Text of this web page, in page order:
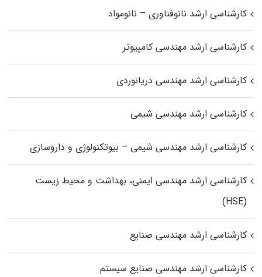
کارشناسی ارشد نانوفناوری – نانومواد
کارشناسی ارشد مهندسی کامپیوتر
کارشناسی ارشد مهندسی دریانوردی
کارشناسی ارشد مهندسی شیمی
کارشناسی ارشد مهندسی شیمی – بیوتکنولوژی و داروسازی
کارشناسی ارشد مهندسی ایمنی، بهداشت و محیط زیست
(HSE)
کارشناسی ارشد مهندسی صنایع
کارشناسی ارشد مهندسی صنایع سیستم